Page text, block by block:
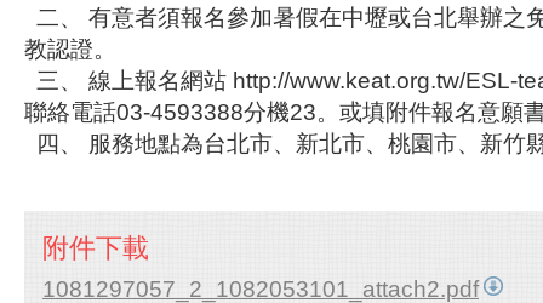
二、 有意者須報名參加暑假在中壢或台北舉辦之
教認證。
三、 線上報名網站 http://www.keat.org.tw/ESL-
聯絡電話03-4593388分機23。或填附件報名意願
四、 服務地點為台北市、新北市、桃園市、新竹
附件下載
1081297057_2_1082053101_attach2.pdf